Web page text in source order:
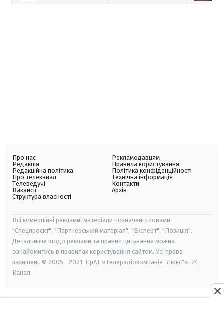
Про нас
Редакція
Редакційна політика
Про телеканал
Телеведучі
Вакансії
Структура власності
Рекламодавцям
Правила користування
Політика конфіденційності
Технічна інформація
Контакти
Архів
Всі комерційні рекламні матеріали позначені словами
"Спецпроєкт", "Партнерський матеріал", "Експерт", "Позиція".
Детальніше щодо реклами та правил цитування можна
ознайомитись в правилах користування сайтом. Усі права
захищені. © 2005—2021, ПрАТ «Телерадіокомпанія "Люкс"», 24
Канал.